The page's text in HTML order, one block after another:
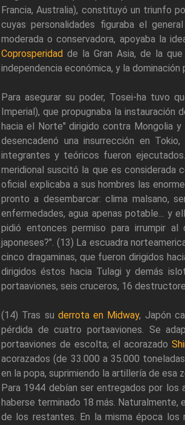
Francia, Australia), constituyó un triunfo
cuyas personalidades figuraba el
moderada o conservadora, apoyaba la
Coprosperidad de la Gran Asia, de la
independencia económica, y la dominación
Para asegurar su poder, Tosei-ha tuvo
Imperial), que propugnaba la instauración
hacia el Norte" dirigido contra Mongolia
desencadenó una insurrección en
integrantes y teóricos fueron
meridional suscitó la que es considerada
oficial explicaba a sus hombres las
pronto a desembarcar: clima malsano,
enfermedades, agua apenas potable... y
pidió entonces permiso para irrumpir
japoneses?". (13) La escuadra
cinco dragaminas, que fueron dirigidos
dirigidos éstos hacia Tulagi y demás
portaaviones, seis cruceros, 16
(14) Tras su derrota en Midway, Japón
pérdida de cuatro portaaviones. Se
portaaviones de escolta; el acorazado
acorazados (de 33.000 a 35.000
en la popa, suprimiendo la artillería de esa
Para 1944 debían ser entregados por
haberse terminado 18 más.
de los restantes. En la misma época los